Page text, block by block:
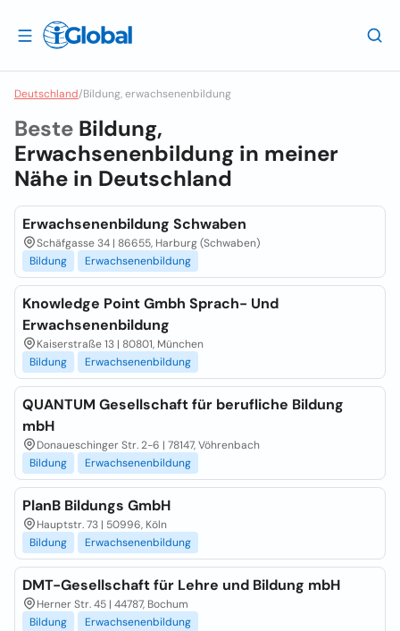
Deutschland/Bildung, erwachsenenbildung
Beste Bildung,
Erwachsenenbildung in meiner
Nähe in Deutschland
Erwachsenenbildung Schwaben
Schäfgasse 34 | 86655, Harburg (Schwaben)
Bildung
Erwachsenenbildung
Knowledge Point Gmbh Sprach- Und
Erwachsenenbildung
Kaiserstraße 13 | 80801, München
Bildung
Erwachsenenbildung
QUANTUM Gesellschaft für berufliche Bildung
mbH
Donaueschinger Str. 2-6 | 78147, Vöhrenbach
Bildung
Erwachsenenbildung
PlanB Bildungs GmbH
Hauptstr. 73 | 50996, Köln
Bildung
Erwachsenenbildung
DMT-Gesellschaft für Lehre und Bildung mbH
Herner Str. 45 | 44787, Bochum
Bildung
Erwachsenenbildung